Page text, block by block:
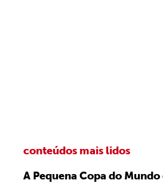
conteúdos mais lidos
A Pequena Copa do Mundo